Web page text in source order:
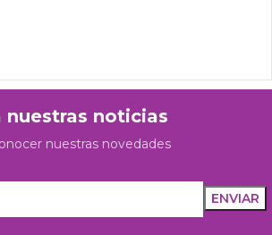
nuestras noticias
nuestras novedades